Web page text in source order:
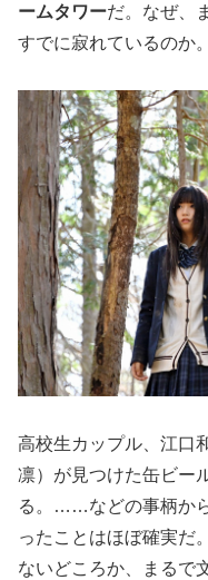
ームタワーだ。なぜ、
すでに寂れているのか。
高校生カップル、江口
凛）が見つけた缶ビー
る。……などの事柄か
ったことはほぼ確実だ
ないどころか、まるで